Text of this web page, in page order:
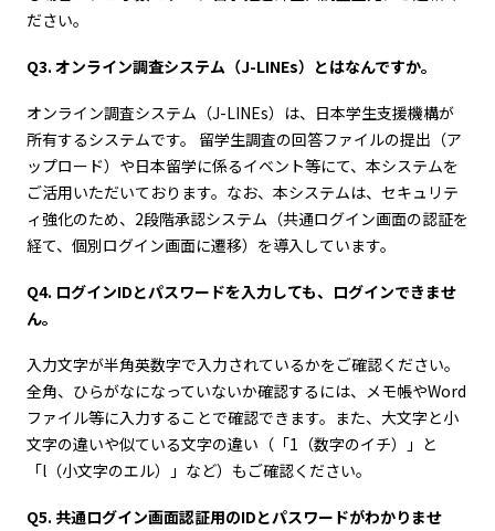
ださい。
Q3. オンライン調査システム（J-LINEs）とはなんですか。
オンライン調査システム（J-LINEs）は、日本学生支援機構が
所有するシステムです。 留学生調査の回答ファイルの提出（ア
ップロード）や日本留学に係るイベント等にて、本システムを
ご活用いただいております。なお、本システムは、セキュリテ
ィ強化のため、2段階承認システム（共通ログイン画面の認証を
経て、個別ログイン画面に遷移）を導入しています。
Q4. ログインIDとパスワードを入力しても、ログインできませ
ん。
入力文字が半角英数字で入力されているかをご確認ください。
全角、ひらがなになっていないか確認するには、メモ帳やWord
ファイル等に入力することで確認できます。また、大文字と小
文字の違いや似ている文字の違い（「1（数字のイチ）」と
「l（小文字のエル）」など）もご確認ください。
Q5. 共通ログイン画面認証用のIDとパスワードがわかりませ